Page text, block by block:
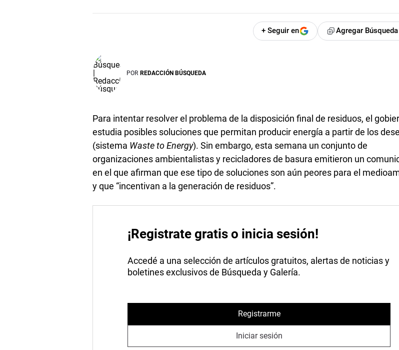
+ Seguir en Agregar
POR REDACCIÓN BÚSQUEDA
Para intentar resolver el problema de la disposición final de residuos, el
estudia posibles soluciones que permitan producir energía a partir de los
(sistema Waste to Energy). Sin embargo, esta semana un conjunto de
organizaciones ambientalistas y recicladores de basura emitieron un
en el que afirman que ese tipo de soluciones son aún peores para el
y que “incentivan a la generación de residuos”.
¡Registrate gratis o inicia sesión!
Accedé a una selección de artículos gratuitos, alertas de noticias y
boletines exclusivos de Búsqueda y Galería.
Registrarme
Iniciar sesión